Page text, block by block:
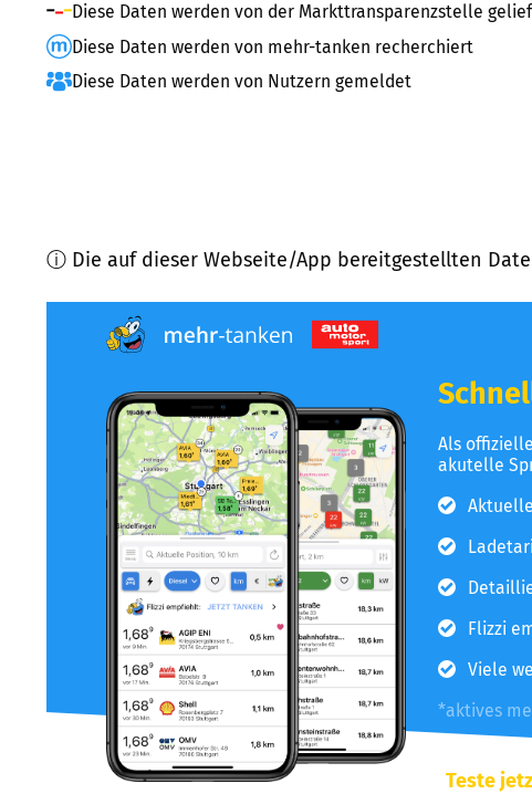
Diese Daten werden von der Markttransparenzstelle
Diese Daten werden von mehr-tanken recherchiert
Diese Daten werden von Nutzern gemeldet
ⓘ Die auf dieser Webseite/App bereitgestellten
Als
akutelle
Flizzi
Viele
*aktives
Teste